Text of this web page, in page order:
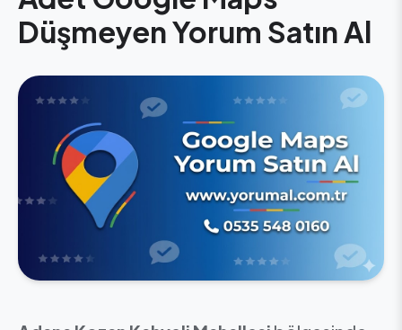
Düşmeyen Yorum Satın Al